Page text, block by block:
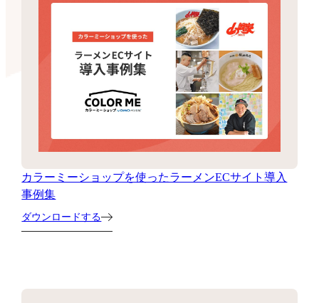
カラーミーショップを使ったラーメンECサイト導入
事例集
ダウンロードする